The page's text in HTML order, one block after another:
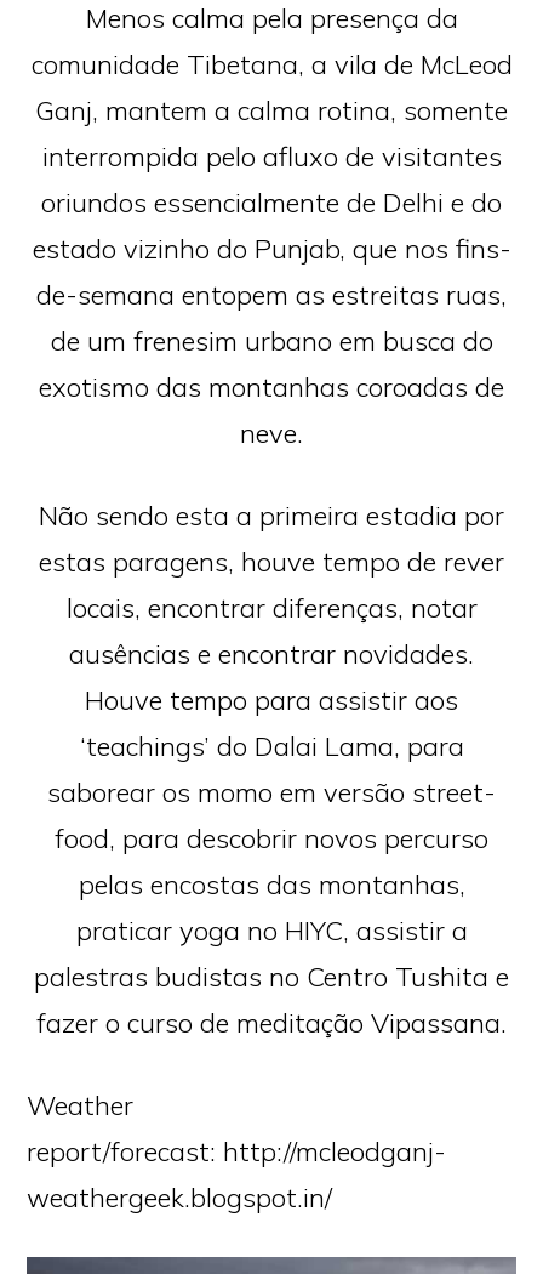
Menos calma pela presença da
comunidade Tibetana, a vila de McLeod
Ganj, mantem a calma rotina, somente
interrompida pelo afluxo de visitantes
oriundos essencialmente de Delhi e do
estado vizinho do Punjab, que nos fins-
de-semana entopem as estreitas ruas,
de um frenesim urbano em busca do
exotismo das montanhas coroadas de
neve.
Não sendo esta a primeira estadia por
estas paragens, houve tempo de rever
locais, encontrar diferenças, notar
ausências e encontrar novidades.
Houve tempo para assistir aos
‘teachings’ do Dalai Lama, para
saborear os momo em versão street-
food, para descobrir novos percurso
pelas encostas das montanhas,
praticar yoga no HIYC, assistir a
palestras budistas no Centro Tushita e
fazer o curso de meditação Vipassana.
Weather
report/forecast: http://mcleodganj-
weathergeek.blogspot.in/